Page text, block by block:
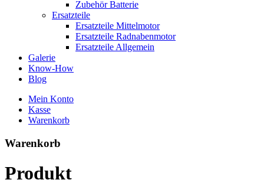
Zubehör Batterie
Ersatzteile
Ersatzteile Mittelmotor
Ersatzteile Radnabenmotor
Ersatzteile Allgemein
Galerie
Know-How
Blog
Mein Konto
Kasse
Warenkorb
Warenkorb
Produkt